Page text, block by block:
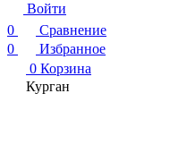
Войти
0
Сравнение
0
Избранное
0 Корзина
Курган